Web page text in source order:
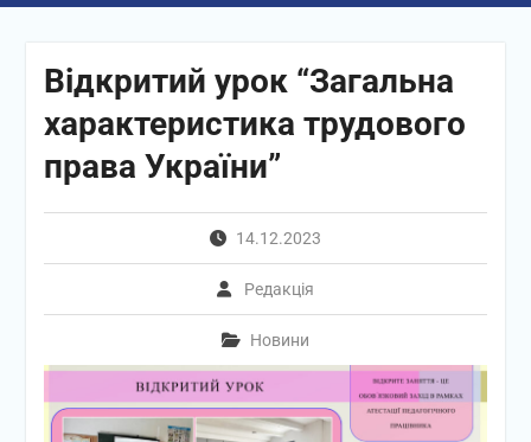
Відкритий урок “Загальна
характеристика трудового
права України”
14.12.2023
Редакція
Новини